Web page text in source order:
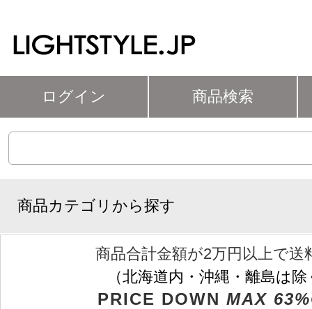
ログイン 商品検索
商品カテゴリから探す
商品合計金額が2万円以上で送
（北海道内・沖縄・離島は
PRICE DOWN MAX